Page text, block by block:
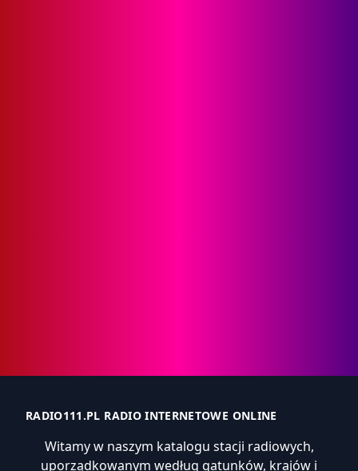
RADIO111.PL RADIO INTERNETOWE ONLINE
Witamy w naszym katalogu stacji radiowych,
uporządkowanym według gatunków, krajów i